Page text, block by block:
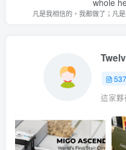
whole
凡是我相信的，我都做了；凡
537
這家